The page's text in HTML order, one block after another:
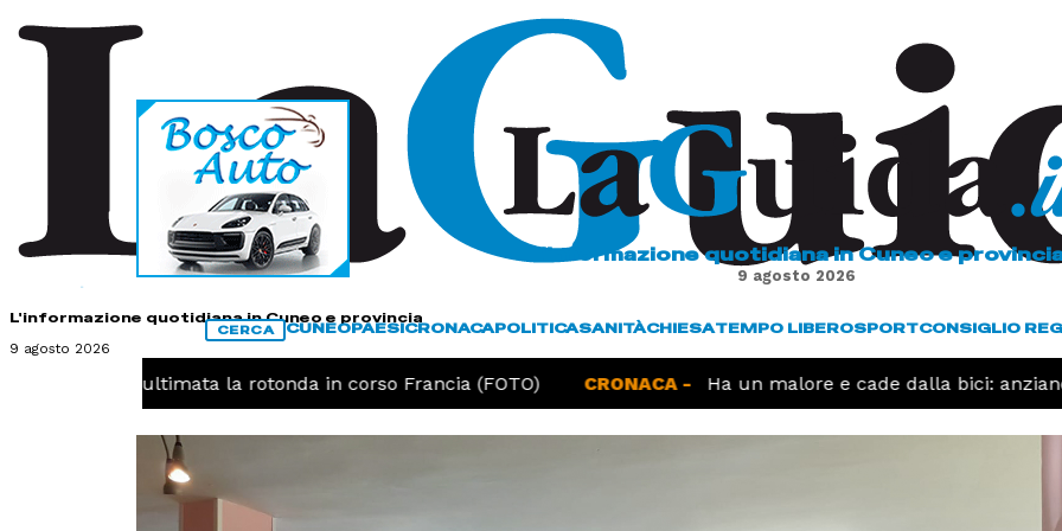
L'informazione quotidiana in Cuneo e provincia
9 agosto 2026
L'informazione quotidiana in Cuneo e
9 agosto 2026
CERCA CUNEOPAESICRONACAPOLITICASANITÀCHIESATEMPO LIBEROSPORTCONSIGLIO
Cuneo, ultimata la rotonda in corso Francia (FOTO) CRONACA - Ha un malore e cade dalla bici: anziano